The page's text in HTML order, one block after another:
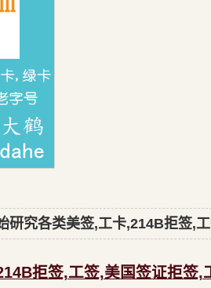
研究各类美签,工卡,214B拒签,
拒签,工签,美国签证拒签,